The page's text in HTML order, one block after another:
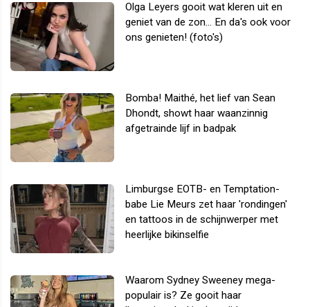
Olga Leyers gooit wat kleren uit en
geniet van de zon... En da's ook voor
ons genieten! (foto's)
Bomba! Maithé, het lief van Sean
Dhondt, showt haar waanzinnig
afgetrainde lijf in badpak
Limburgse EOTB- en Temptation-
babe Lie Meurs zet haar 'rondingen'
en tattoos in de schijnwerper met
heerlijke bikinselfie
Waarom Sydney Sweeney mega-
populair is? Ze gooit haar